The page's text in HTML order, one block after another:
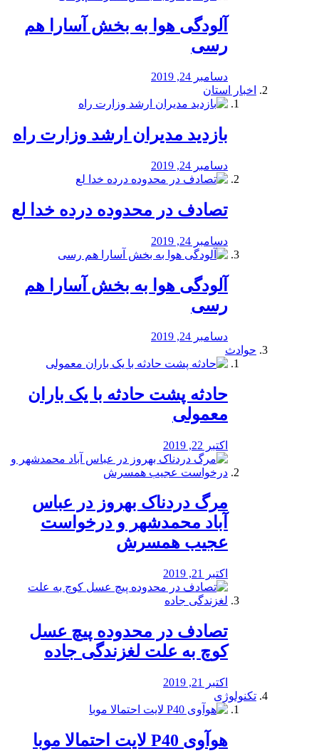
آلودگی هوا به بخش آسارا هم
رسی
دسامبر 24, 2019
اخبار استان
بازدید مدیران ارشد وزارت راه
دسامبر 24, 2019
تصادف در محدوده درده خدا لع
دسامبر 24, 2019
آلودگی هوا به بخش آسارا هم
رسی
دسامبر 24, 2019
حوادث
️حادثه پشت حادثه با یک باران
معمولی
اکتبر 22, 2019
مرگ دردناک بهروز در عباس
آباد محمدشهر و درخواست
عجیب همسرش
اکتبر 21, 2019
تصادف در محدوده پیچ عسل
کوچ به علت لغزندگی جاده
اکتبر 21, 2019
تکنولوژی
هوآوی P40 لایت احتمالا موبا